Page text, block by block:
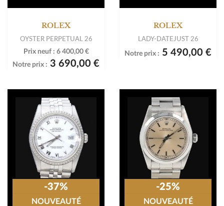
ROLEX
OYSTER PERPETUAL 26
Prix neuf : 6 400,00 €
Notre prix : 3 690,00 €
ROLEX
LADY-DATEJUST 26
Notre prix : 5 490,00 €
-37%
NOUVEAUTÉ
-25%
NOUVEAUTÉ